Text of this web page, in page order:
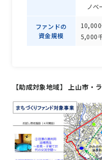
ノベ
ファンドの
資金規模
5,000
【助成対象地域】 上山市・